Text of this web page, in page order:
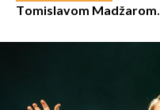
Tomislavom Madžarom.